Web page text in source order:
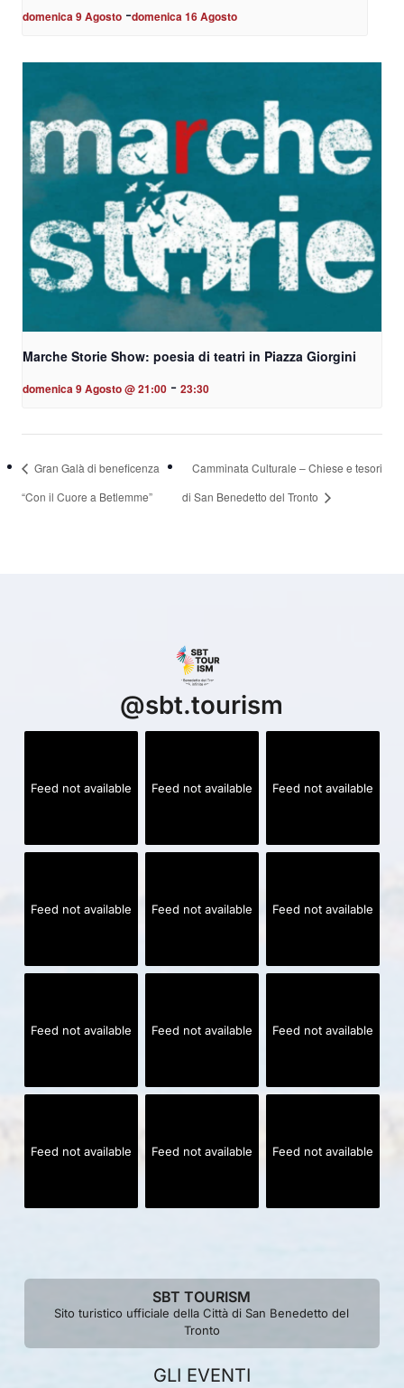
domenica 9 Agosto -domenica 16 Agosto
Marche Storie Show: poesia di teatri in Piazza Giorgini
domenica 9 Agosto @ 21:00 - 23:30
Gran Galà di beneficenza
“Con il Cuore a Betlemme”
Camminata Culturale – Chiese e tesori
di San Benedetto del Tronto
@sbt.tourism
Feed not available Feed not available Feed not available
Feed not available Feed not available Feed not available
Feed not available Feed not available Feed not available
Feed not available Feed not available Feed not available
SBT TOURISM
Sito turistico ufficiale della Città di San Benedetto del
Tronto
GLI EVENTI